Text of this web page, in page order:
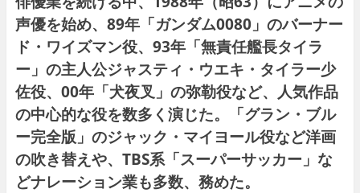
声優を始め、89年「ガンダム0080」のバーナー
ド・ワイズマン役、93年「無責任艦長タイラ
ー」の主人公ジャスティ・ウエキ・タイラー少
佐役、00年「犬夜叉」の弥勒役など、人気作品
の中心的な役を数多く演じた。「グラン・ブル
ー完全版」のジャック・マイヨール役など洋画
の吹き替えや、TBS系「スーパーサッカー」な
どナレーション業も多数、務めた。